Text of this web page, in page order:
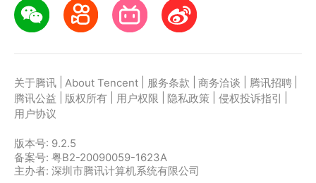
关于腾讯 About Tencent 服务条款 商务洽谈 腾讯招聘
腾讯公益
版权所有 用户权限 隐私政策 侵权投诉指引
用户协议
版本号: 9.2.5
备案号: 粤B2-20090059-1623A
主办者: 深圳市腾讯计算机系统有限公司